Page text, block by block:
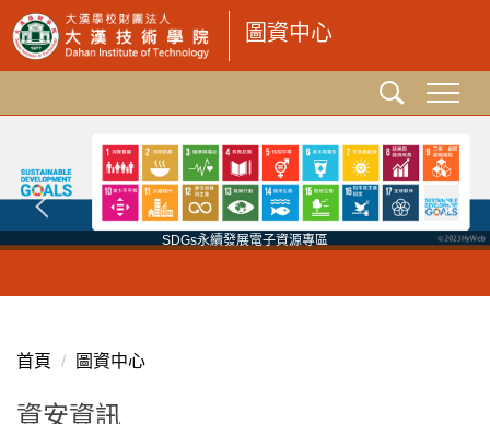
跳
到
主
內
區
圖資中心
SDGs永續發展電子資源專區
首頁 圖資中心
資安資訊